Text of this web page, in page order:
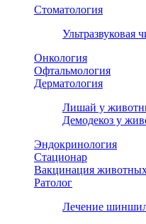
Стоматология
Ультразвуковая
Онкология
Офтальмология
Дерматология
Лишай у
Демодекоз у
Эндокринология
Стационар
Вакцинация
Ратолог
Лечение